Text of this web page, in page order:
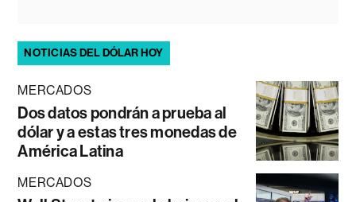
NOTICIAS DEL DÓLAR HOY
MERCADOS
Dos datos pondrán a prueba al
dólar y a estas tres monedas de
América Latina
MERCADOS